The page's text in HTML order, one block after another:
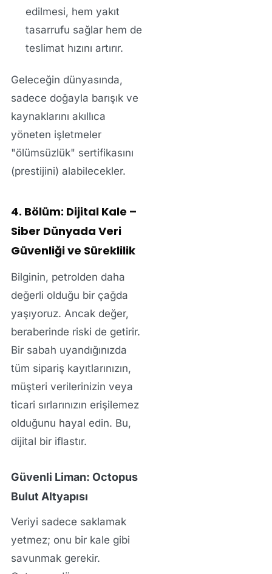
edilmesi, hem yakıt
tasarrufu sağlar hem de
teslimat hızını artırır.
Geleceğin dünyasında,
sadece doğayla barışık ve
kaynaklarını akıllıca
yöneten işletmeler
"ölümsüzlük" sertifikasını
(prestijini) alabilecekler.
4. Bölüm: Dijital Kale –
Siber Dünyada Veri
Güvenliği ve Süreklilik
Bilginin, petrolden daha
değerli olduğu bir çağda
yaşıyoruz. Ancak değer,
beraberinde riski de getirir.
Bir sabah uyandığınızda
tüm sipariş kayıtlarınızın,
müşteri verilerinizin veya
ticari sırlarınızın erişilemez
olduğunu hayal edin. Bu,
dijital bir iflastır.
Güvenli Liman: Octopus
Bulut Altyapısı
Veriyi sadece saklamak
yetmez; onu bir kale gibi
savunmak gerekir.